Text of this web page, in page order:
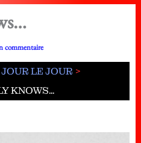
commentaire
LE JOUR
KNOWS…